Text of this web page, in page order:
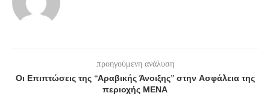
προηγούμενη ανάλυση
Οι Επιπτώσεις της “Αραβικής Άνοιξης” στην Ασφάλεια της
περιοχής ΜΕΝΑ